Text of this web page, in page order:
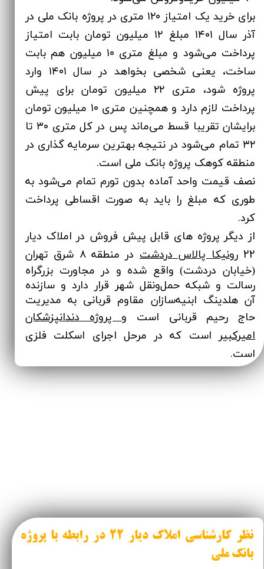
برای خرید یک امتیاز ۱۲۰ متری در پروژه بانک ملی در
آذر سال ۱۴۰۱ مبلغ ۱۲ میلیون تومان بابت امتیاز
پرداخت می‌شود و مبلغ متری ۱۰ میلیون هم بابت
ساخت، یعنی شخصی بخواهد در سال ۱۴۰۱ وارد
پروژه شود، متری ۲۲ میلیون تومان برای پیش
پرداخت لازم دارد و همچنین متری ۱۰ میلیون تومان
برایشان تقریبا قسط می‌ماند پس در کل متری ۳۰ تا
۳۲ تمام می‌شود در نتیجه بهترین سرمایه گذاری در
منطقه کوهک پروژه بانک ملی است.
نصف قیمت واحد آماده بدون تورم تمام‌ می‌شود به
طوری که مبلغ را باید به صورت اقساطی پرداخت
کرد.
از دیگر پروژه های قابل پیش فروش در املاک دیار
22 رونیکا پالاس دردشت
در منطقه ۸ شرق تهران
(خیابان دردشت) واقع شده و در مجاورت بزرگراه
رسالت و شبکه حمل‌ونقل شهر قرار دارد و سازنده
آن هلدینگ ابنیه‌سازان مقاوم قربانی به مدیریت
حاج رحیم قربانی است وپروژه دندانپزشکان
امیرکبیراست که در مرحل اجرای اسکلت فلزی
است.
نظر کارشناسی املاک دیار ۲۲ در رابطه با پروژه
بانک ملی